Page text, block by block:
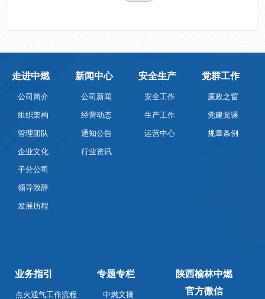
走进中燃
公司简介
组织架构
管理团队
企业文化
子分公司
领导致辞
发展历程
新闻中心
公司新闻
经营动态
通知公告
行业资讯
安全生产
安全工作
生产工作
运营中心
党群工作
廉政之窗
党建党课
规章条例
业务指引
点火通气工作流程
专题专栏
中燃文摘
陕西榆林中燃
官方微信